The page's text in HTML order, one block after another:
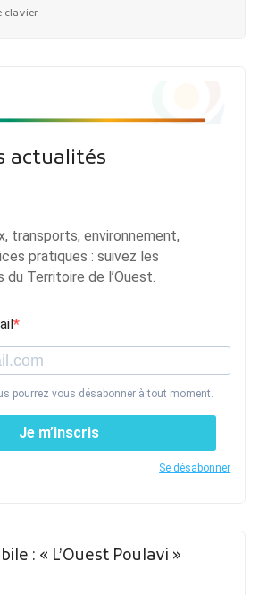
clavier.
actualités
transports, environnement,
pratiques : suivez les
Territoire de l’Ouest.
pourrez vous désabonner à tout moment.
Je m’inscris
Se désabonner
: « L’Ouest Poulavi »